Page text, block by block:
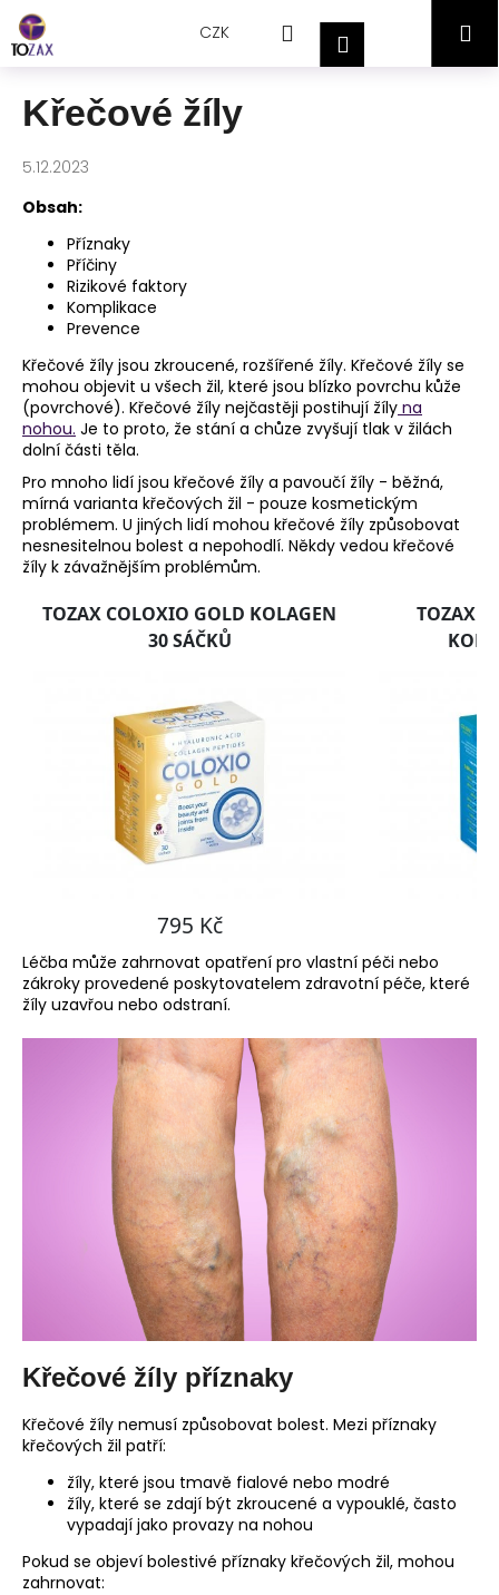
Přejít
obsah
CZK HledatPřihlášeníNákupní
Křečové žíly
5.12.2023
Obsah:
Příznaky
Příčiny
Rizikové faktory
Komplikace
Prevence
Křečové žíly jsou zkroucené, rozšířené žíly. Křečové žíly se
mohou objevit u všech žil, které jsou blízko povrchu kůže
(povrchové). Křečové žíly nejčastěji postihují žíly na
nohou. Je to proto, že stání a chůze zvyšují tlak v žilách
dolní části těla.
Pro mnoho lidí jsou křečové žíly a pavoučí žíly - běžná,
mírná varianta křečových žil - pouze kosmetickým
problémem. U jiných lidí mohou křečové žíly způsobovat
nesnesitelnou bolest a nepohodlí. Někdy vedou křečové
žíly k závažnějším problémům.
Léčba může zahrnovat opatření pro vlastní péči nebo
zákroky provedené poskytovatelem zdravotní péče, které
žíly uzavřou nebo odstraní.
Křečové žíly příznaky
Křečové žíly nemusí způsobovat bolest. Mezi příznaky
křečových žil patří:
žíly, které jsou tmavě fialové nebo modré
žíly, které se zdají být zkroucené a vypouklé, často
vypadají jako provazy na nohou
Pokud se objeví bolestivé příznaky křečových žil, mohou
zahrnovat:
o
C
p
o
u
j
e
t
e
n
a
j
HLEDAT
u
č